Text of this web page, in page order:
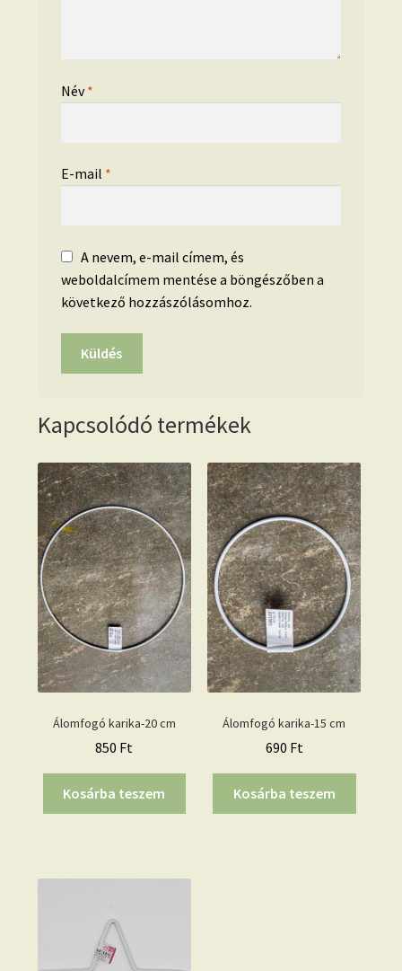
Név*
E-mail *
A nevem, e-mail címem, és
weboldalcímem mentése a böngészőben a
következő hozzászólásomhoz.
Kapcsolódó termékek
Álomfogó karika-20 cm
850 Ft
Kosárba teszem
Álomfogó karika-15 cm
690 Ft
Kosárba teszem